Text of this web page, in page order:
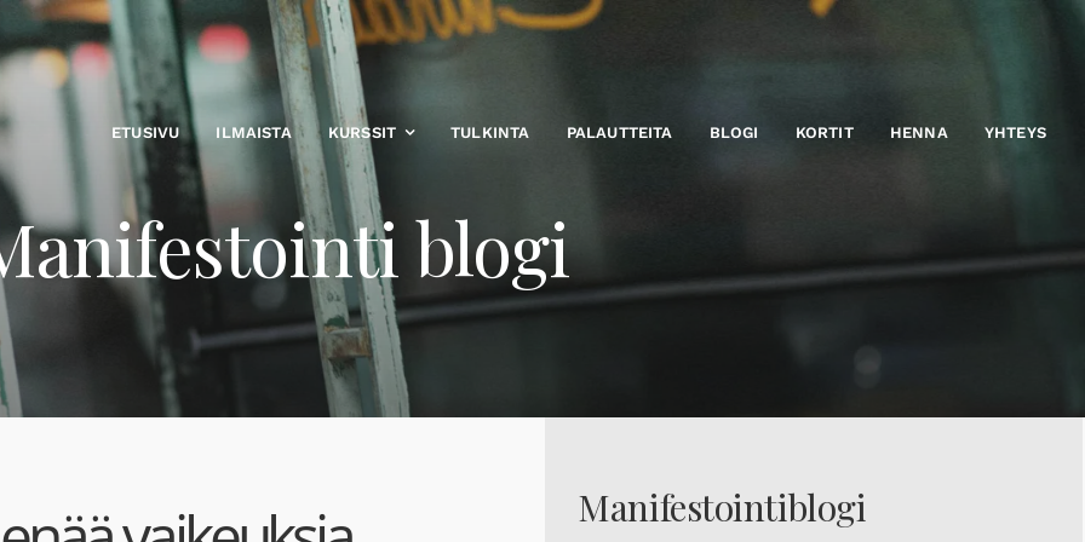
ETUSIVU ILMAISTA KURSSIT TULKINTA PALAUTTEITA BLOGI KORTIT HENNA YHTEYS
blogi
Manifestointiblogi